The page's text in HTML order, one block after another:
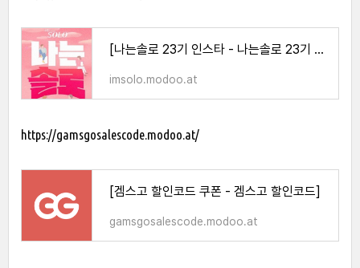
[나는솔로 23기 인스타 - 나는솔로 23기 인스타]
imsolo.modoo.at
https://gamsgosalescode.modoo.at/
[겜스고 할인코드 쿠폰 - 겜스고 할인코드]
gamsgosalescode.modoo.at